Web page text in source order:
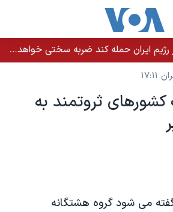
نخست وزیر اسرائيل: اگر رژیم ایران حمله کند ضربه سختی خواهد خورد
ثروتمند به
می شود گروه هشتگانه